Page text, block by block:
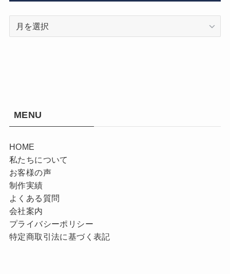
MENU
HOME
私たちについて
お客様の声
制作実績
よくある質問
会社案内
プライバシーポリシー
特定商取引法に基づく表記